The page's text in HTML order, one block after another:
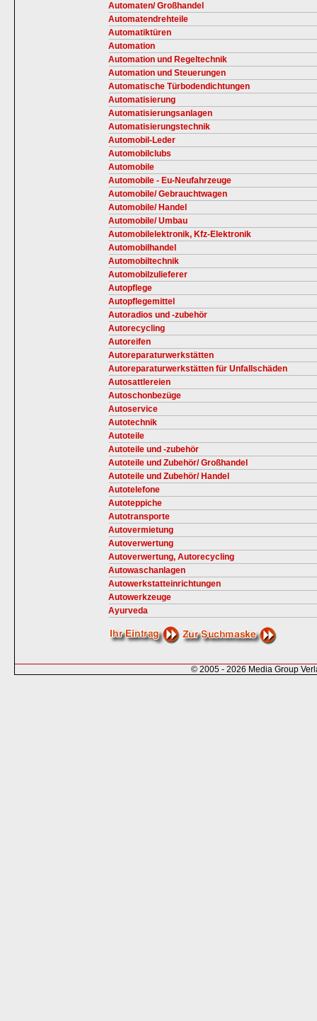
Automaten/ Großhandel
Automatendrehteile
Automatiktüren
Automation
Automation und Regeltechnik
Automation und Steuerungen
Automatische Türbodendichtungen
Automatisierung
Automatisierungsanlagen
Automatisierungstechnik
Automobil-Leder
Automobilclubs
Automobile
Automobile - Eu-Neufahrzeuge
Automobile/ Gebrauchtwagen
Automobile/ Handel
Automobile/ Umbau
Automobilelektronik, Kfz-Elektronik
Automobilhandel
Automobiltechnik
Automobilzulieferer
Autopflege
Autopflegemittel
Autoradios und -zubehör
Autorecycling
Autoreifen
Autoreparaturwerkstätten
Autoreparaturwerkstätten für Unfallschäden
Autosattlereien
Autoschonbezüge
Autoservice
Autotechnik
Autoteile
Autoteile und -zubehör
Autoteile und Zubehör/ Großhandel
Autoteile und Zubehör/ Handel
Autotelefone
Autoteppiche
Autotransporte
Autovermietung
Autoverwertung
Autoverwertung, Autorecycling
Autowaschanlagen
Autowerkstatteinrichtungen
Autowerkzeuge
Ayurveda
© 2005 - 2026 Media Group